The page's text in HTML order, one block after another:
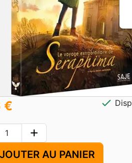
€ check
add
AU PANIER